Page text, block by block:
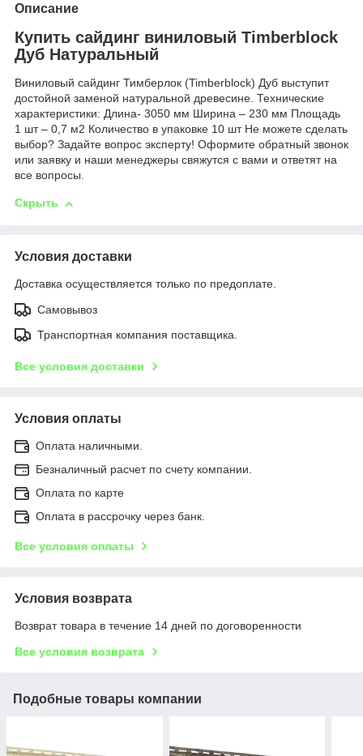
Описание
Купить сайдинг виниловый Timberblock
Дуб Натуральный
Виниловый сайдинг Тимберлок (Timberblock) Дуб выступит
достойной заменой натуральной древесине. Технические
характеристики: Длина- 3050 мм Ширина – 230 мм Площадь
1 шт – 0,7 м2 Количество в упаковке 10 шт Не можете сделать
выбор? Задайте вопрос эксперту! Оформите обратный звонок
или заявку и наши менеджеры свяжутся с вами и ответят на
все вопросы.
Скрыть
Условия доставки
Доставка осуществляется только по предоплате.
Самовывоз
Транспортная компания поставщика.
Все условия доставки
Условия оплаты
Оплата наличными.
Безналичный расчет по счету компании.
Оплата по карте
Оплата в рассрочку через банк.
Все условия оплаты
Условия возврата
Возврат товара в течение 14 дней по договоренности
Все условия возврата
Подобные товары компании